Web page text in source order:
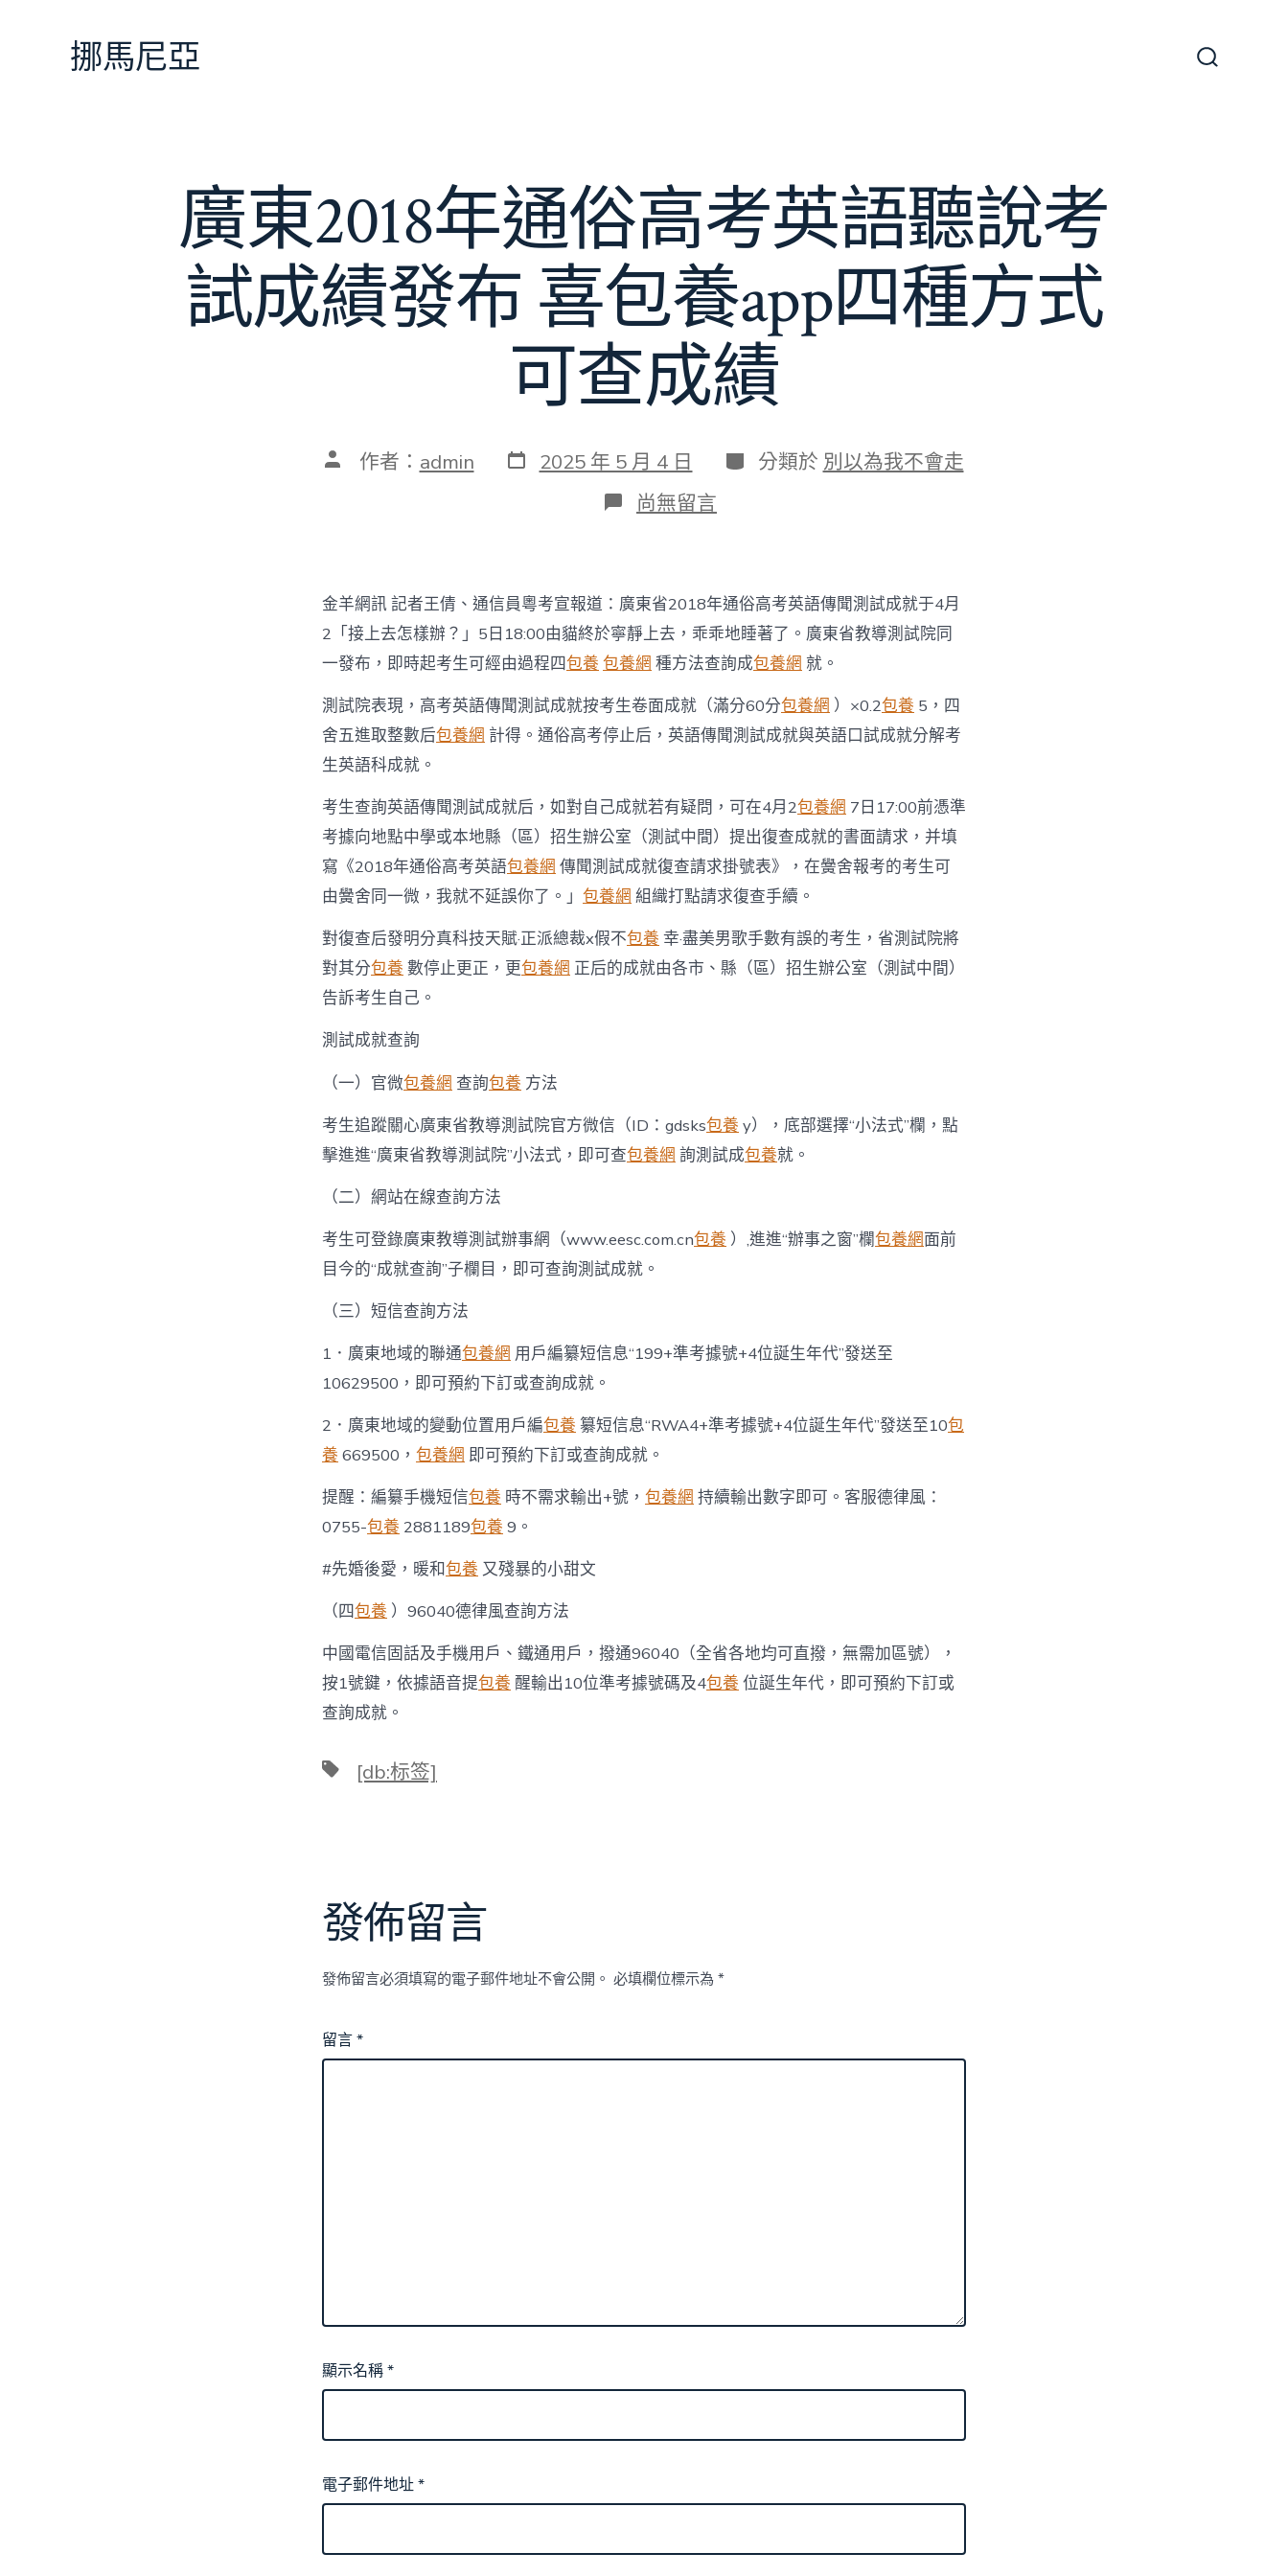
挪馬尼亞
廣東2018年通俗高考英語聽說考
試成績發布 喜包養app四種方式
可查成績
文 作者： admin 發
表
2025 年 5 月 4 日 分
類
分類於 別以為我不會走
在
〈廣
通
俗
高
考
英
語
聽
說
考
績
發
布 喜
包
養
app
四
種
方
式
尚無留言
金羊網訊 記者王倩、通信員粵考宣報道：廣東省2018年通俗高考英語傳聞測試成就于4月
2「接上去怎樣辦？」5日18:00由貓終於寧靜上去，乖乖地睡著了。廣東省教導測試院同
一發布，即時起考生可經由過程四包養 包養網 種方法查詢成包養網 就。
測試院表現，高考英語傳聞測試成就按考生卷面成就（滿分60分包養網 ）×0.2包養 5，四
舍五進取整數后包養網 計得。通俗高考停止后，英語傳聞測試成就與英語口試成就分解考
生英語科成就。
考生查詢英語傳聞測試成就后，如對自己成就若有疑問，可在4月2包養網 7日17:00前憑準
考據向地點中學或本地縣（區）招生辦公室（測試中間）提出復查成就的書面請求，并填
寫《2018年通俗高考英語包養網 傳聞測試成就復查請求掛號表》，在黌舍報考的考生可
由黌舍同一微，我就不延誤你了。」 包養網 組織打點請求復查手續。
對復查后發明分真科技天賦·正派總裁x假不包養 幸·盡美男歌手數有誤的考生，省測試院將
對其分包養 數停止更正，更包養網 正后的成就由各市、縣（區）招生辦公室（測試中間）
告訴考生自己。
測試成就查詢
（一）官微包養網 查詢包養 方法
考生追蹤關心廣東省教導測試院官方微信（ID：gdsks包養 y），底部選擇“小法式”欄，點
擊進進“廣東省教導測試院”小法式，即可查包養網 詢測試成包養就。
（二）網站在線查詢方法
考生可登錄廣東教導測試辦事網（www.eesc.com.cn包養 ）,進進“辦事之窗”欄包養網面前
目今的“成就查詢”子欄目，即可查詢測試成就。
（三）短信查詢方法
1．廣東地域的聯通包養網 用戶編纂短信息“199+準考據號+4位誕生年代”發送至
10629500，即可預約下訂或查詢成就。
2．廣東地域的變動位置用戶編包養 纂短信息“RWA4+準考據號+4位誕生年代”發送至10包
養 669500， 包養網 即可預約下訂或查詢成就。
提醒：編纂手機短信包養 時不需求輸出+號， 包養網 持續輸出數字即可。客服德律風：
0755-包養 2881189包養 9。
#先婚後愛，暖和包養 又殘暴的小甜文
（四包養 ）96040德律風查詢方法
中國電信固話及手機用戶、鐵通用戶，撥通96040（全省各地均可直撥，無需加區號），
按1號鍵，依據語音提包養 醒輸出10位準考據號碼及4包養 位誕生年代，即可預約下訂或
查詢成就。
標 [db:标签]
發佈留言
發佈留言必須填寫的電子郵件地址不會公開。 必填欄位標示為 *
留言*
顯示名稱*
電子郵件地址*